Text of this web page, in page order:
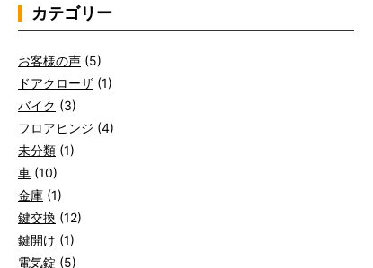
カテゴリー
お客様の声 (5)
ドアクローザ (1)
バイク (3)
フロアヒンジ (4)
未分類 (1)
車 (10)
金庫 (1)
鍵交換 (12)
鍵開け (1)
電気錠 (5)